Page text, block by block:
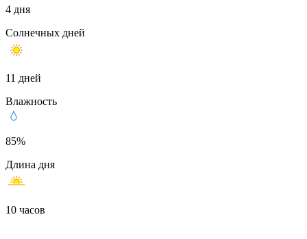
4 дня
Солнечных дней
11 дней
Влажность
85%
Длина дня
10 часов